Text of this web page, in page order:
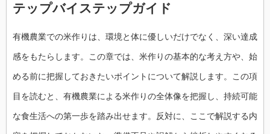
テップバイステップガイド
有機農業での米作りは、環境と体に優しいだけでなく、深い達成
感をもたらします。この章では、米作りの基本的な考え方や、始
める前に把握しておきたいポイントについて解説します。この項
目を読むと、有機農業による米作りの全体像を把握し、持続可能
な食生活への第一歩を踏み出せます。反対に、ここで解説する内